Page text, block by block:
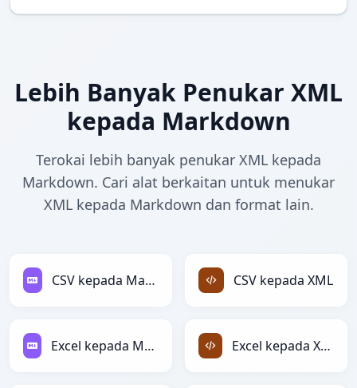
Lebih Banyak Penukar XML
kepada Markdown
Terokai lebih banyak penukar XML kepada
Markdown. Cari alat berkaitan untuk menukar
XML kepada Markdown dan format lain.
CSV kepada Markdown CSV kepada XML
Excel kepada Markdown Excel kepada XML